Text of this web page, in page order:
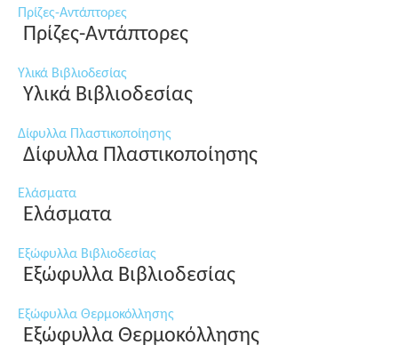
Πρίζες-Αντάπτορες
Πρίζες-Αντάπτορες
Υλικά Βιβλιοδεσίας
Υλικά Βιβλιοδεσίας
Δίφυλλα Πλαστικοποίησης
Δίφυλλα Πλαστικοποίησης
Ελάσματα
Ελάσματα
Εξώφυλλα Βιβλιοδεσίας
Εξώφυλλα Βιβλιοδεσίας
Εξώφυλλα Θερμοκόλλησης
Εξώφυλλα Θερμοκόλλησης